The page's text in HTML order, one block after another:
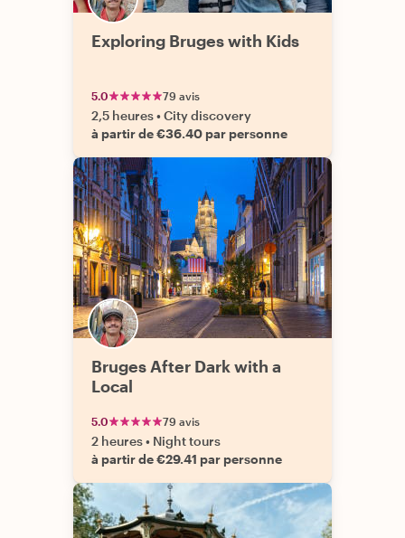
Exploring Bruges with Kids
5.0 79 avis
2,5 heures•City discovery
à partir de €36.40 par personne
Bruges After Dark with a
Local
5.0 79 avis
2 heures• Night tours
à partir de €29.41 par personne